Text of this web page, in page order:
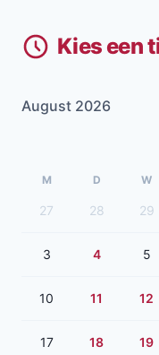
Kies een
August 2026
M D W
27 28 29
3 4 5
10 11 12
17 18 19